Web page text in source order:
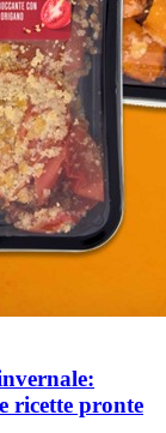
ricette pronte